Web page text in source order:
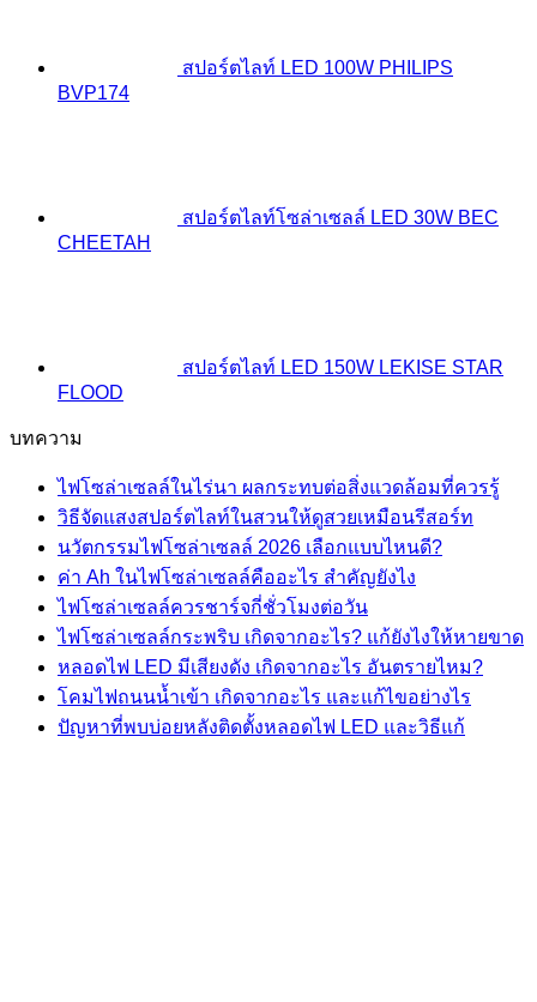
สปอร์ตไลท์ LED 100W PHILIPS
BVP174
สปอร์ตไลท์โซล่าเซลล์ LED 30W BEC
CHEETAH
สปอร์ตไลท์ LED 150W LEKISE STAR
FLOOD
บทความ
ไฟโซล่าเซลล์ในไร่นา ผลกระทบต่อสิ่งแวดล้อมที่ควรรู้
วิธีจัดแสงสปอร์ตไลท์ในสวนให้ดูสวยเหมือนรีสอร์ท
นวัตกรรมไฟโซล่าเซลล์ 2026 เลือกแบบไหนดี?
ค่า Ah ในไฟโซล่าเซลล์คืออะไร สำคัญยังไง
ไฟโซล่าเซลล์ควรชาร์จกี่ชั่วโมงต่อวัน
ไฟโซล่าเซลล์กระพริบ เกิดจากอะไร? แก้ยังไงให้หายขาด
หลอดไฟ LED มีเสียงดัง เกิดจากอะไร อันตรายไหม?
โคมไฟถนนน้ำเข้า เกิดจากอะไร และแก้ไขอย่างไร
ปัญหาที่พบบ่อยหลังติดตั้งหลอดไฟ LED และวิธีแก้